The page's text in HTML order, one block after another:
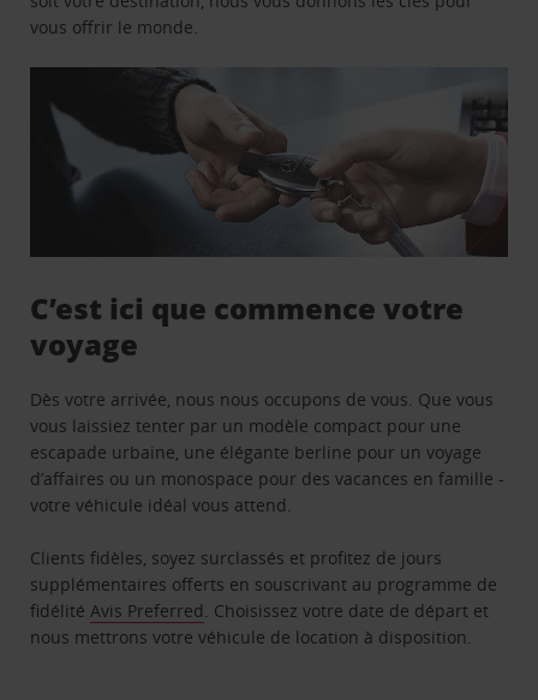
vous offrir le monde.
C’est ici que commence votre
voyage
Dès votre arrivée, nous nous occupons de vous. Que vous
vous laissiez tenter par un modèle compact pour une
escapade urbaine, une élégante berline pour un voyage
d’affaires ou un monospace pour des vacances en famille -
votre véhicule idéal vous attend.
Clients fidèles, soyez surclassés et profitez de jours
supplémentaires offerts en souscrivant au programme de
fidélitéAvis Preferred. Choisissez votre date de départ et
nous mettrons votre véhicule de location à disposition.